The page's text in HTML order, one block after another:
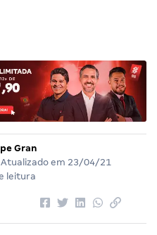
Gran
Atualizado em 23/04/21
leitura